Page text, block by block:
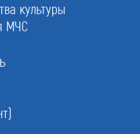
культуры
МЧС
с